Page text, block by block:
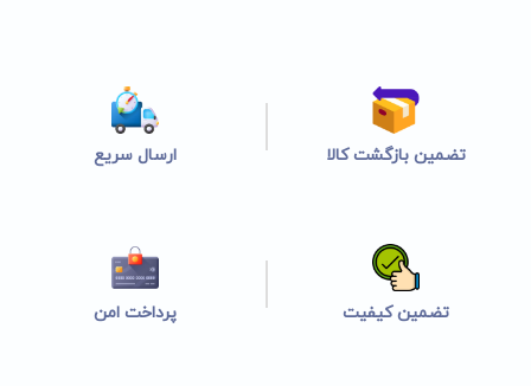
تضمین بازگشت کالا ارسال سریع
تضمین کیفیت پرداخت امن